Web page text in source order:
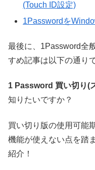
(Touch ID設定)
1Passwordを
最後に、1Password全
すめ記事は以下の通りで
1 Password 買い切り(
知りたいですか？
買い切り版の使用可能
機能が使えない点を踏
紹介！